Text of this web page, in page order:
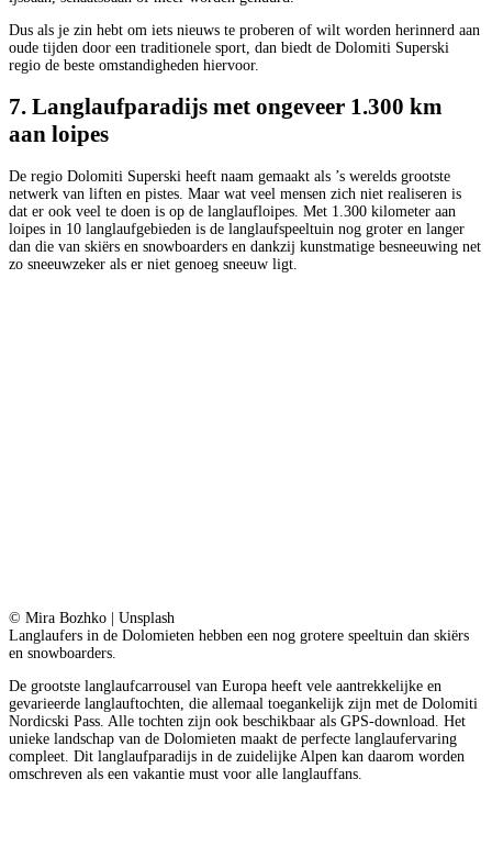
Dus als je zin hebt om iets nieuws te proberen of wilt worden herinnerd aan
oude tijden door een traditionele sport, dan biedt de Dolomiti Superski
regio de beste omstandigheden hiervoor.
7. Langlaufparadijs met ongeveer 1.300 km
aan loipes
De regio Dolomiti Superski heeft naam gemaakt als ’s werelds grootste
netwerk van liften en pistes. Maar wat veel mensen zich niet realiseren is
dat er ook veel te doen is op de langlaufloipes. Met 1.300 kilometer aan
loipes in 10 langlaufgebieden is de langlaufspeeltuin nog groter en langer
dan die van skiërs en snowboarders en dankzij kunstmatige besneeuwing net
zo sneeuwzeker als er niet genoeg sneeuw ligt.
© Mira Bozhko | Unsplash
Langlaufers in de Dolomieten hebben een nog grotere speeltuin dan skiërs
en snowboarders.
De grootste langlaufcarrousel van Europa heeft vele aantrekkelijke en
gevarieerde langlauftochten, die allemaal toegankelijk zijn met de Dolomiti
Nordicski Pass. Alle tochten zijn ook beschikbaar als GPS-download. Het
unieke landschap van de Dolomieten maakt de perfecte langlaufervaring
compleet. Dit langlaufparadijs in de zuidelijke Alpen kan daarom worden
omschreven als een vakantie must voor alle langlauffans.